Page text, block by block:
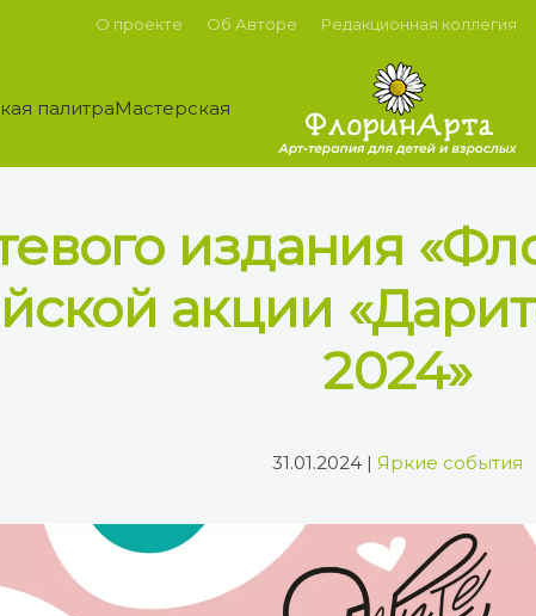
О проекте Об Авторе Редакционная коллегия
палитраМастерская
издания
акции
2024»
31.01.2024 | Яркие события